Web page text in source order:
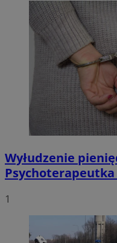
Wyłudzenie
Psychoterapeutka
1